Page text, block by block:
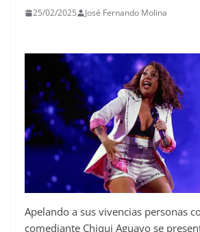
25/02/2025 José Fernando Molina
Apelando a sus vivencias personas
comediante Chiqui Aguayo se